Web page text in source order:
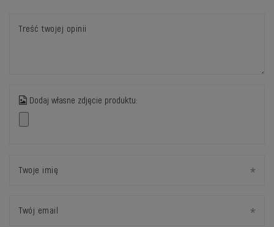
Treść twojej opinii
Dodaj własne zdjęcie produktu:
Twoje imię
Twój email